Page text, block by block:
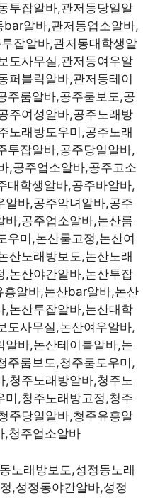
투잡알바,관저동당일알
알바,관저동업소알바,
잡알바,관저동대학생알
도사무실,관저동여우알
퍼블릭알바,관저동테이
주룸알바,공주룸보도,공
주여성알바,공주노래방
노래방도우미,공주노래
투잡알바,공주당일알바,
,공주업소알바,공주고소
대학생알바,공주바알바,
알바,공주악녀알바,공주
바,공주업소알바,논산룸
우미,논산룸고정,논산여
산노래방보도,논산노래
,논산야간알바,논산투잡
알바,논산bar알바,논산
,논산투잡알바,논산대학
도사무실,논산여우알바,
알바,논산테이블알바,논
주룸보도,청주룸도우미,
,청주노래방알바,청주노
미,청주노래방고정,청주
주당일알바,청주유흥알
,청주업소알바